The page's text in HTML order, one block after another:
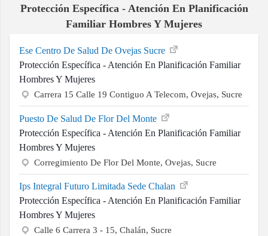
Protección Específica - Atención En Planificación
Familiar Hombres Y Mujeres
Ese Centro De Salud De Ovejas Sucre
Protección Específica - Atención En Planificación Familiar
Hombres Y Mujeres
Carrera 15 Calle 19 Contiguo A Telecom, Ovejas, Sucre
Puesto De Salud De Flor Del Monte
Protección Específica - Atención En Planificación Familiar
Hombres Y Mujeres
Corregimiento De Flor Del Monte, Ovejas, Sucre
Ips Integral Futuro Limitada Sede Chalan
Protección Específica - Atención En Planificación Familiar
Hombres Y Mujeres
Calle 6 Carrera 3 - 15, Chalán, Sucre